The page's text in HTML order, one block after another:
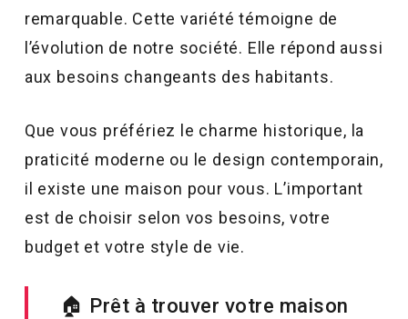
remarquable. Cette variété témoigne de
l’évolution de notre société. Elle répond aussi
aux besoins changeants des habitants.
Que vous préfériez le charme historique, la
praticité moderne ou le design contemporain,
il existe une maison pour vous. L’important
est de choisir selon vos besoins, votre
budget et votre style de vie.
🏠 Prêt à trouver votre maison